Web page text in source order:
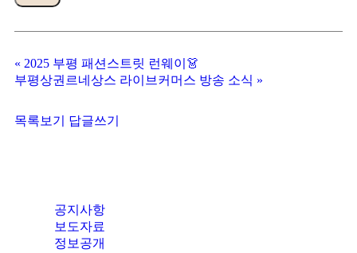
« 2025 부평 패션스트릿 런웨이👗
부평상권르네상스 라이브커머스 방송 소식 »
목록보기 답글쓰기
공지사항
보도자료
정보공개